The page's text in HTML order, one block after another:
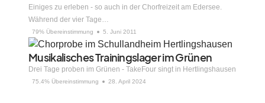
Einiges zu erleben - so auch in der Chorfreizeit am Edersee.
Während der vier Tage…
79% Übereinstimmung 5. Juni 2011
Musikalisches Trainingslager im Grünen
Drei Tage proben im Grünen - TakeFour singt in Hertlingshausen
75.4% Übereinstimmung 28. April 2024